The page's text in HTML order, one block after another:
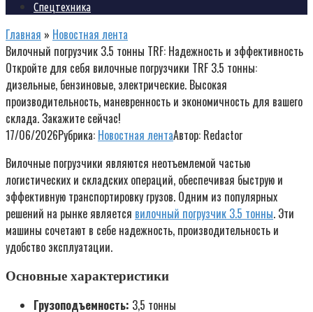
Спецтехника
Главная » Новостная лента
Вилочный погрузчик 3.5 тонны TRF: Надежность и эффективность
Откройте для себя вилочные погрузчики TRF 3.5 тонны:
дизельные, бензиновые, электрические. Высокая
производительность, маневренность и экономичность для вашего
склада. Закажите сейчас!
17/06/2026Рубрика: Новостная лентаАвтор: Redactor
Вилочные погрузчики являются неотъемлемой частью
логистических и складских операций, обеспечивая быструю и
эффективную транспортировку грузов. Одним из популярных
решений на рынке является вилочный погрузчик 3.5 тонны. Эти
машины сочетают в себе надежность, производительность и
удобство эксплуатации.
Основные характеристики
Грузоподъемность: 3,5 тонны